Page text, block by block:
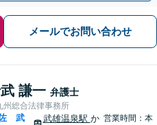
メールでお問い合わせ
謙一 弁護士
州総合法律事務所
武
武雄温泉駅 か 営業時間：本